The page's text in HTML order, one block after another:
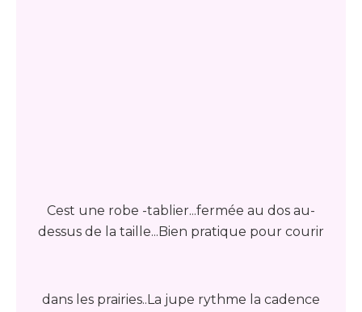
Cest une robe -tablier...fermée au dos au-
dessus de la taille...Bien pratique pour courir
dans les prairies..La jupe rythme la cadence